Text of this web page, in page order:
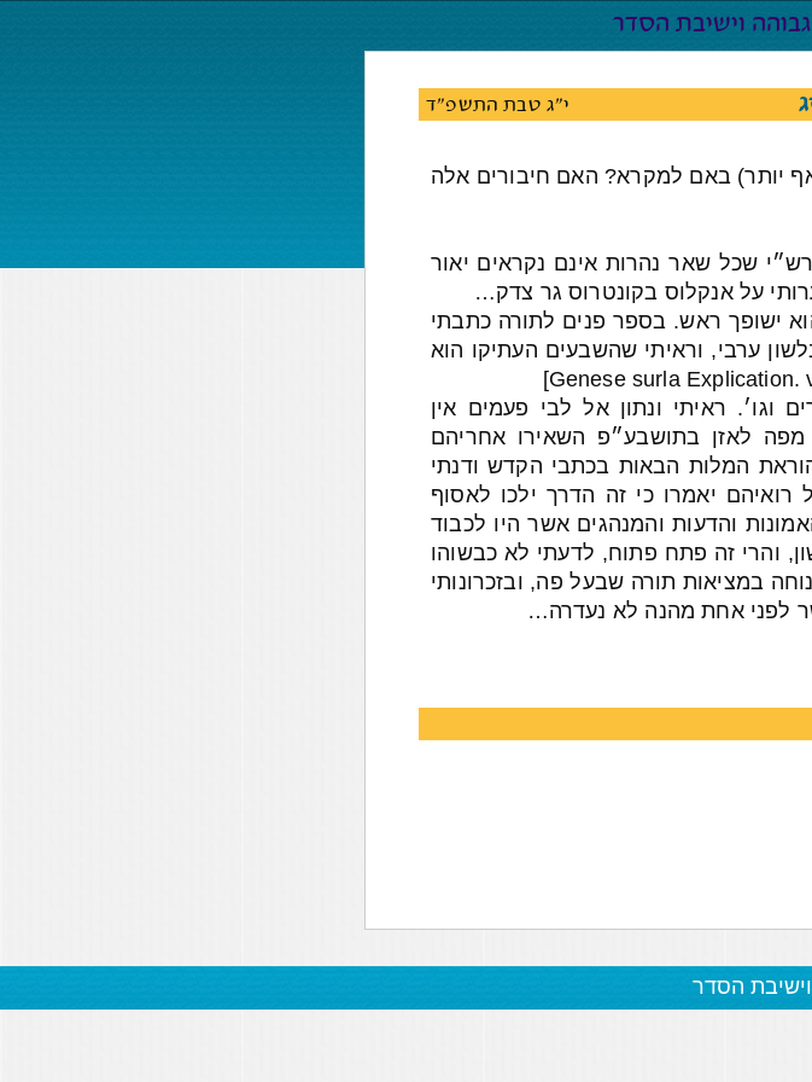
י"ג טבת התשפ"ד
אף יותר) באם למקרא? האם חיבורים אלה
שכל שאר נהרות אינם נקראים יאור
על אנקלוס בקונטרוס גר צדק…
ישופך ראש. בספר פנים לתורה כתבתי
ערבי, וראיתי שהשבעים העתיקו הוא
ראיתי ונתון אל לבי פעמים אין
לאזן בתושבע״פ השאירו אחריהם
המלות הבאות בכתבי הקדש ודנתי
יאמרו כי זה הדרך ילכו לאסוף
והדעות והמנהגים אשר היו לכבוד
והרי זה פתח פתוח, לדעתי לא כבשוהו
במציאות תורה שבעל פה, ובזכרונותי
לפני אחת מהנה לא נעדרה…
הסדר